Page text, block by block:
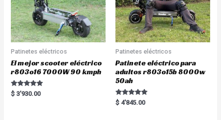
Patinetes eléctricos
El mejor scooter eléctrico
r803o16 7000W 90 kmph
Rated
5.00
$ 3'930.00
Patinetes eléctricos
Patinete eléctrico para
adultos r803o15b 8000w
50ah
Rated
5.00
$ 4'845.00